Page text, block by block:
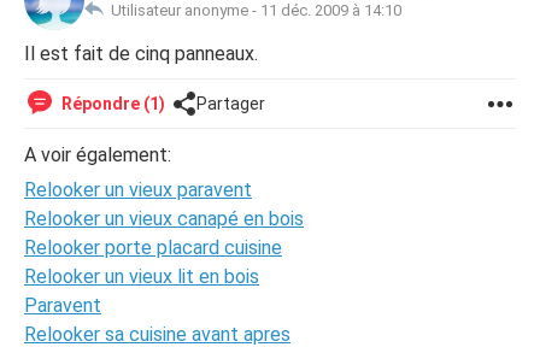
Utilisateur anonyme - 11 déc. 2009 à 14:10
Il est fait de cinq panneaux.
Répondre (1) Partager
A voir également:
Relooker un vieux paravent
Relooker un vieux canapé en bois
Relooker porte placard cuisine
Relooker un vieux lit en bois
Paravent
Relooker sa cuisine avant apres